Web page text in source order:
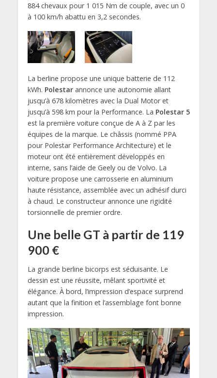
884 chevaux pour 1 015 Nm de couple, avec un 0
à 100 km/h abattu en 3,2 secondes.
La berline propose une unique batterie de 112
kWh. Polestarannonce une autonomie allant
jusqu’à 678 kilomètres avec la Dual Motoret
jusqu’à 598 km pour la Performance. La Polestar 5
est la première voiture conçue de A à Z par les
équipes de la marque. Le châssis (nommé PPA
pour Polestar Performance Architecture) et le
moteur ont été entièrement développés en
interne, sans l’aide de Geely ou de Volvo. La
voiture propose une carrosserie en aluminium
haute résistance, assemblée avec un adhésif durci
à chaud. Le constructeur annonce une rigidité
torsionnelle de premier ordre.
Une belle GT à partir de 119
900 €
La grande berline bicorps est séduisante. Le
dessin est une réussite, mêlant sportivité et
élégance. À bord, l’impression d’espace surprend
autant que la finition et l’assemblage font bonne
impression.